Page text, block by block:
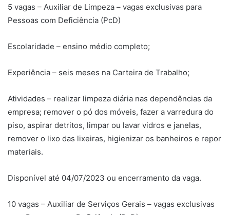
5 vagas – Auxiliar de Limpeza – vagas exclusivas para
Pessoas com Deficiência (PcD)
Escolaridade – ensino médio completo;
Experiência – seis meses na Carteira de Trabalho;
Atividades – realizar limpeza diária nas dependências da
empresa; remover o pó dos móveis, fazer a varredura do
piso, aspirar detritos, limpar ou lavar vidros e janelas,
remover o lixo das lixeiras, higienizar os banheiros e repor
materiais.
Disponível até 04/07/2023 ou encerramento da vaga.
10 vagas – Auxiliar de Serviços Gerais – vagas exclusivas